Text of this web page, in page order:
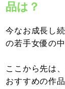
品は？
今なお成長し
の若手女優の
ここから先は
おすすめの作